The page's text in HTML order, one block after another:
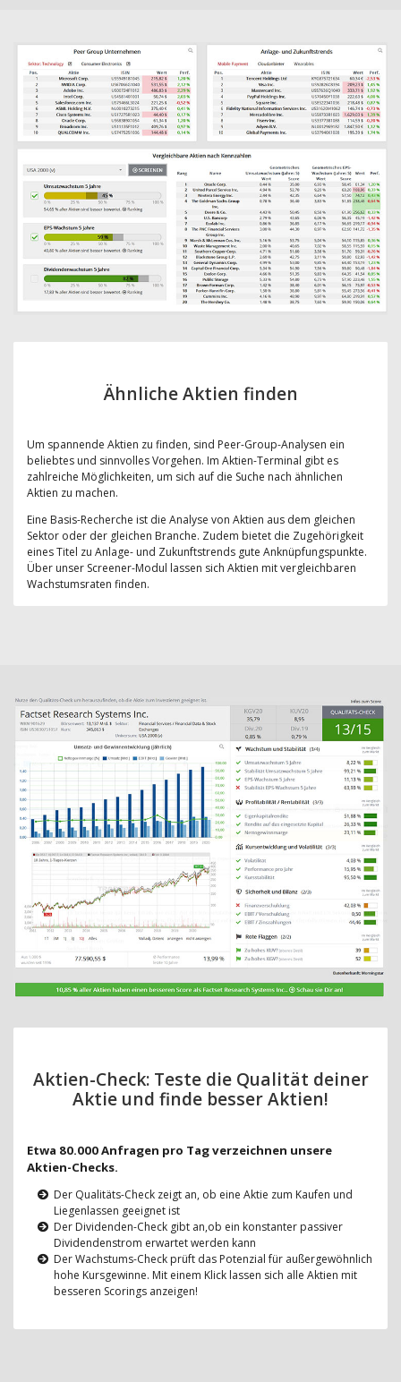
Ähnliche Aktien finden
Um spannende Aktien zu finden, sind Peer-Group-Analysen ein
beliebtes und sinnvolles Vorgehen. Im Aktien-Terminal gibt es
zahlreiche Möglichkeiten, um sich auf die Suche nach ähnlichen
Aktien zu machen.
Eine Basis-Recherche ist die Analyse von Aktien aus dem gleichen
Sektor oder der gleichen Branche. Zudem bietet die Zugehörigkeit
eines Titel zu Anlage- und Zukunftstrends gute Anknüpfungspunkte.
Über unser Screener-Modul lassen sich Aktien mit vergleichbaren
Wachstumsraten finden.
Aktien-Check: Teste die Qualität deiner
Aktie und finde besser Aktien!
Etwa 80.000 Anfragen pro Tag verzeichnen unsere
Aktien-Checks.
Der Qualitäts-Check zeigt an, ob eine Aktie zum Kaufen und
Liegenlassen geeignet ist
Der Dividenden-Check gibt an,ob ein konstanter passiver
Dividendenstrom erwartet werden kann
Der Wachstums-Check prüft das Potenzial für außergewöhnlich
hohe Kursgewinne. Mit einem Klick lassen sich alle Aktien mit
besseren Scorings anzeigen!